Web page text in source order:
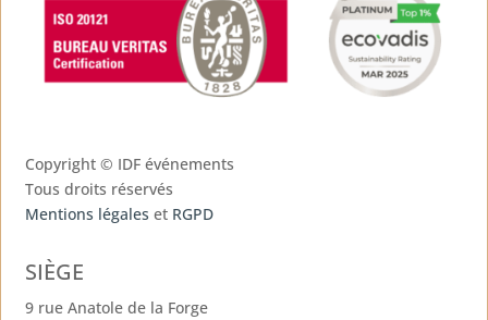
Copyright © IDF événements
Tous droits réservés
Mentions légales et RGPD
SIÈGE
9 rue Anatole de la Forge